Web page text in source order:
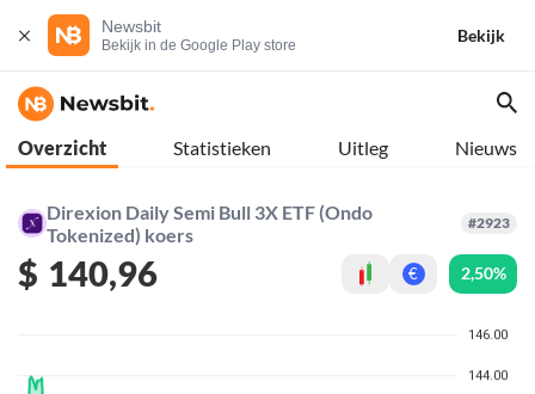
Newsbit
Bekijk in de Google Play store
Bekijk
Overzicht Statistieken Uitleg Nieuws
Direxion Daily Semi Bull 3X ETF (Ondo
Tokenized) koers
#2923
$ 140,96 € 2,50%